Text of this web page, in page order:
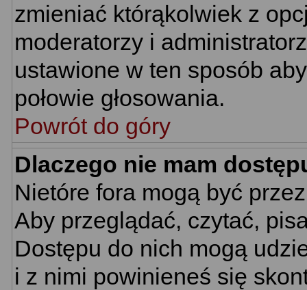
zmieniać którąkolwiek z
moderatorzy i
ustawione w ten sposób
połowie głosowania.
Powrót do góry
Dlaczego nie mam
Nietóre fora mogą być
Aby przeglądać, czytać,
Dostępu do nich mogą
i z nimi powinieneś się